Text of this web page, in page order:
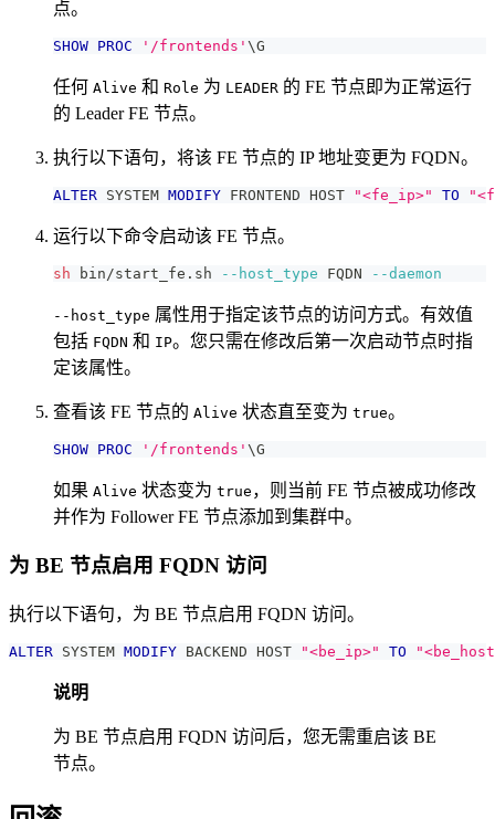
点。
SHOW PROC '/frontends' \G
任何 Alive 和 Role 为 LEADER 的 FE 节点即为正常运行
的 Leader FE 节点。
执行以下语句，将该 FE 节点的 IP 地址变更为 FQDN。
ALTER SYSTEM MODIFY FRONTEND HOST "<fe_ip>" TO
运行以下命令启动该 FE 节点。
sh bin/start_fe.sh --host_type FQDN --daemon
--host_type 属性用于指定该节点的访问方式。有效值
包括 FQDN 和 IP。您只需在修改后第一次启动节点时指
定该属性。
查看该 FE 节点的 Alive 状态直至变为 true。
SHOW PROC '/frontends' \G
如果 Alive 状态变为 true ，则当前 FE 节点被成功修改
并作为 Follower FE 节点添加到集群中。
为 BE 节点启用 FQDN 访问
执行以下语句，为 BE 节点启用 FQDN 访问。
ALTER SYSTEM MODIFY BACKEND HOST "<be_ip>" TO
说明
为 BE 节点启用 FQDN 访问后，您无需重启该 BE
节点。